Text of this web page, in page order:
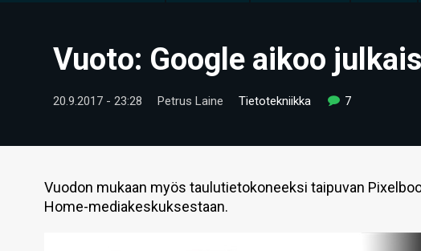
Vuoto: Google aikoo
20.9.2017 - 23:28 Petrus Laine Tietotekniikka 7
Vuodon mukaan myös taulutietokoneeksi taipuvan
Home-mediakeskuksestaan.